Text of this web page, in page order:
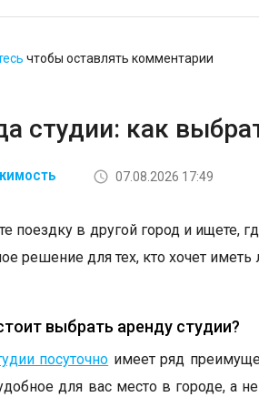
чтобы оставлять комментарии
студии: как
07.08.2026 17:49
поездку в другой город и ищете,
решение для тех, кто хочет иметь
выбрать аренду студии?
посуточно имеет ряд
для вас место в городе, а